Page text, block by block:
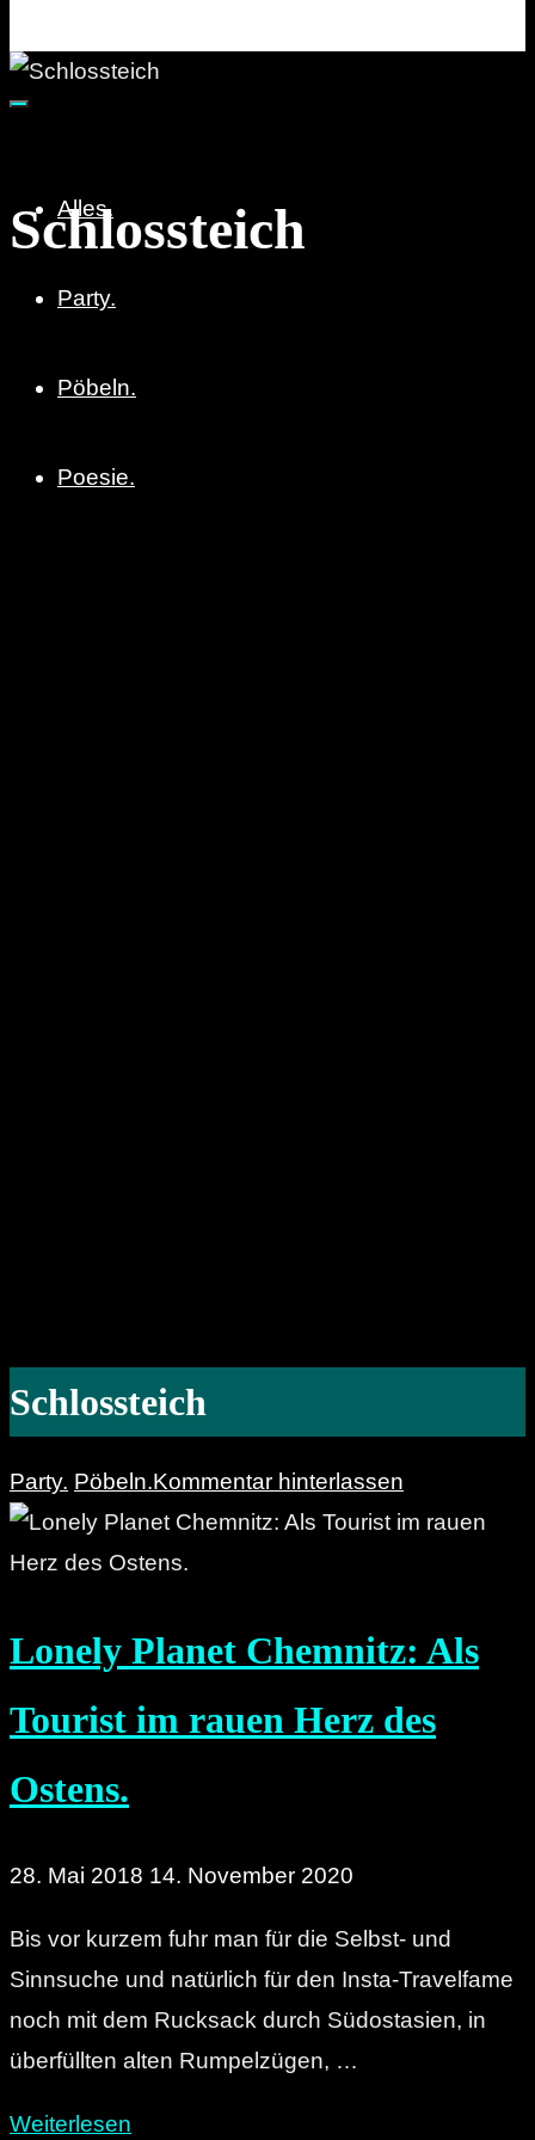
Alles.
Party.
Pöbeln.
Poesie.
Schlossteich
Schlossteich
Party. Pöbeln.Kommentar hinterlassen
Lonely Planet Chemnitz: Als
Tourist im rauen Herz des
Ostens.
28. Mai 2018 14. November 2020
Bis vor kurzem fuhr man für die Selbst- und
Sinnsuche und natürlich für den Insta-Travelfame
noch mit dem Rucksack durch Südostasien, in
überfüllten alten Rumpelzügen, …
Weiterlesen